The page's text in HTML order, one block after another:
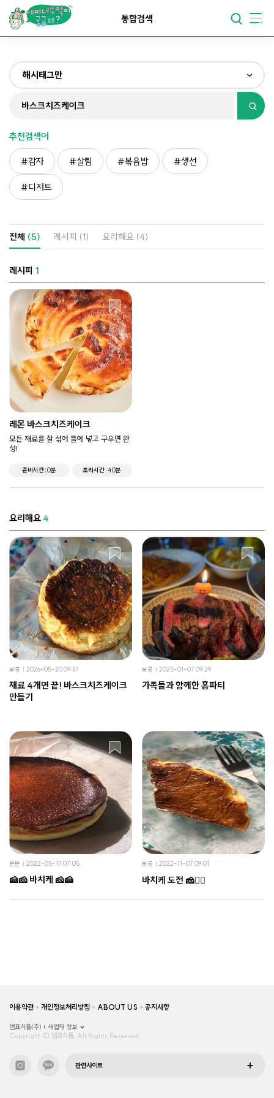
맛있어지는부엌
요리가쉬워지는부엌
통합검색
해시태그만
전체
재료만
해시태그만
추천검색어
감자 살림 볶음밥 생선
디저트
전체 (5) 레시피 (1) 요리해요 (4)
레시피 1
레몬 바스크치즈케이크
모든 재료를 잘 섞어 틀에 넣고 구우면 완
성!
준비시간 0분 조리시간 40분
요리해요 4
보콩 2026-05-20 09:37
재료 4개면 끝! 바스크치즈케이크
만들기
보콩 2025-01-07 09:29
가족들과 함께한 홈파티
뚠뚠 2022-05-17 07:05
🍰🧀 바치케 🧀🍰
보콩 2022-11-07 09:01
바치케 도전 🧀✌🏻
이용약관 개인정보처리방침 ABOUT US 공지사항
샘표식품(주)
사업자 정보
Copyright © 샘표식품, All Rights Reserved.
관련사이트